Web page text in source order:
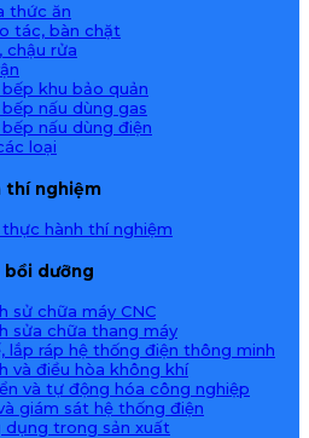
thức ăn
tác, bàn chặt
chậu rửa
khu bảo quản
nấu dùng gas
nấu dùng điện
loại
thí nghiệm
hành thí nghiệm
bồi dưỡng
sử chữa máy CNC
sửa chữa thang máy
lắp ráp hệ thống điện thông minh
và điều hòa không khí
và tự động hóa công nghiệp
giám sát hệ thống điện
dụng trong sản xuất